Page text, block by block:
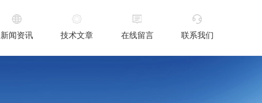
新闻资讯 技术文章 在线留言 联系我们